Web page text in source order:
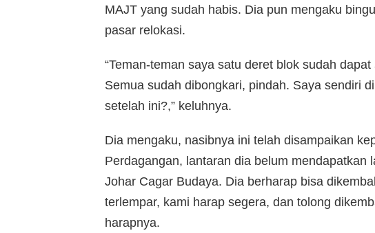
MAJT yang sudah habis. Dia pun mengaku
pasar relokasi.
“Teman-teman saya satu deret blok sudah
Semua sudah dibongkari, pindah. Saya sendiri
setelah ini?,” keluhnya.
Dia mengaku, nasibnya ini telah disampaikan
Perdagangan, lantaran dia belum mendapatkan
Johar Cagar Budaya. Dia berharap bisa
terlempar, kami harap segera, dan tolong
harapnya.